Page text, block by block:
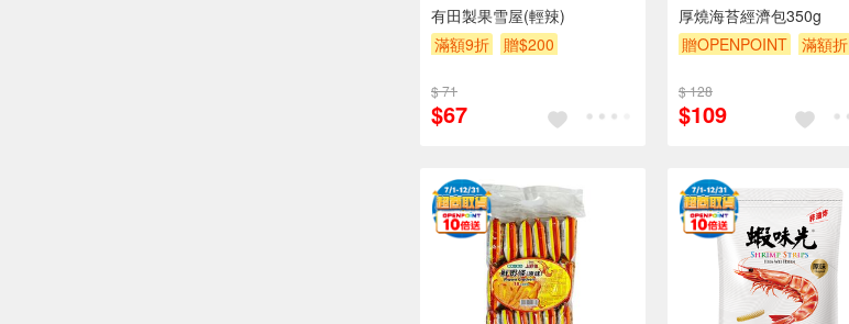
有田製果雪屋(輕辣)
滿額9折
贈$200
$ 71
$67
厚燒海苔經濟包350g
贈OPENPOINT
滿額折
$ 128
$109